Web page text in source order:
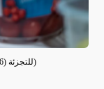
ما هو الحد الأدنى لحجم الباركود؟ دليل UPC و EAN للتجزئة (2026)